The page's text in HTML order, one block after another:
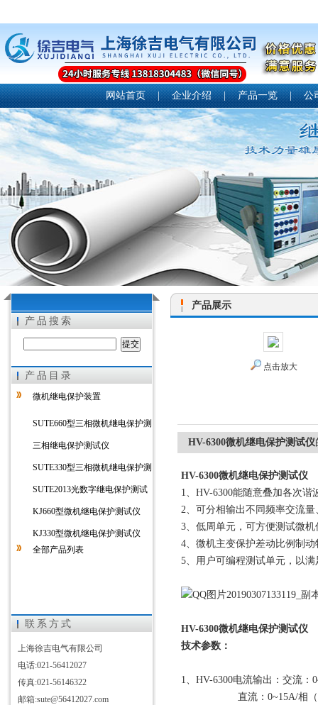
上海徐吉电气有限公司
网站首页 | 企业介绍 | 产品一览 | 公
产品搜索
产品目录
微机继电保护装置
SUTE660型三相微机继电保护测
三相继电保护测试仪
SUTE330型三相微机继电保护测
SUTE2013光数字继电保护测试
KJ660型微机继电保护测试仪
KJ330型微机继电保护测试仪
全部产品列表
联系方式
上海徐吉电气有限公司
电话:021-56412027
传真:021-56146322
邮箱:sute@56412027.com
产品展示
点击放大
HV-6300微机继电保护测试仪
HV-6300微机继电保护测试仪
1、HV-6300能随意叠加各次
2、可分相输出不同频率交流
3、低周单元，可方便测试微
4、微机主变保护差动比例制
5、用户可编程测试单元，以
HV-6300微机继电保护测试仪
技术参数：
1、HV-6300电流输出：交流：
直流：0~15A/相（三相